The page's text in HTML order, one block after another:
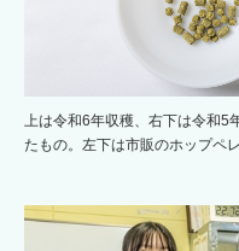
上は令和6年収穫、右下は令和5
たもの。左下は市販のホップペレ